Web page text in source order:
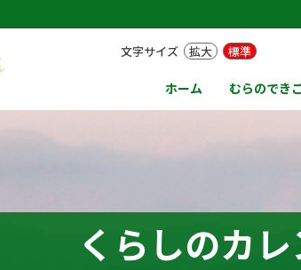
ホーム むらのでき
文字サイズ 拡大 標準
くらしのカ